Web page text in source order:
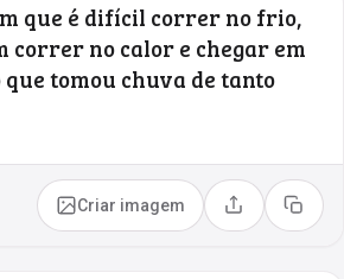
que é difícil correr no frio,
correr no calor e chegar em
tomou chuva de tanto
Criar imagem Compartilhar
Copiar